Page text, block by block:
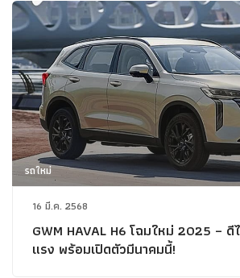
รถใหม่
16 มี.ค. 2568
GWM HAVAL H6 โฉมใหม่ 2025 –
แรง พร้อมเปิดตัวมีนาคมนี้!